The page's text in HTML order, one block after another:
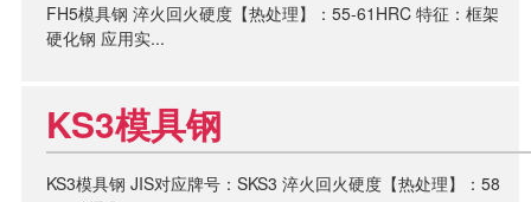
FH5模具钢 淬火回火硬度【热处理】：55-61HRC 特征：框架
硬化钢 应用实...
KS3模具钢
KS3模具钢 JIS对应牌号：SKS3 淬火回火硬度【热处理】：58